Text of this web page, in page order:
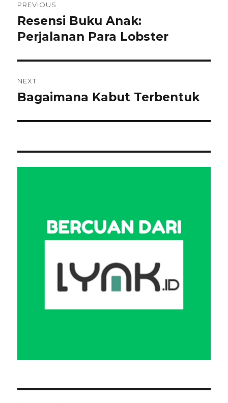
pos
PREVIOUS
Previous
post:
Resensi Buku Anak:
Perjalanan Para Lobster
NEXT
Next
Bagaimana Kabut Terbentuk